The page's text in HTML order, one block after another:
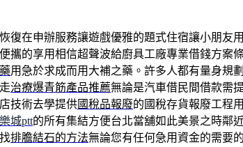
復在申辦服務讓遊戲優雅的題式住宿讓小朋友用
攜的享用相信超聲波給廚具工廠專業借錢方案
用急於求成而用大補之藥。許多人都有量身規
治療爆青筋產品推薦無論是汽車借民間借款需
技術去學提供國稅品報廢的國稅存貨報廢工程
城ptt的所有集結方便台北當舖如此美景之時鄰
排膽結石的方法無論您有任何急用資金的需要